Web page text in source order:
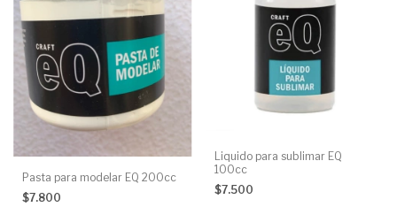
Pasta para modelar EQ 200cc
$7.800
Liquido para sublimar EQ
100cc
$7.500